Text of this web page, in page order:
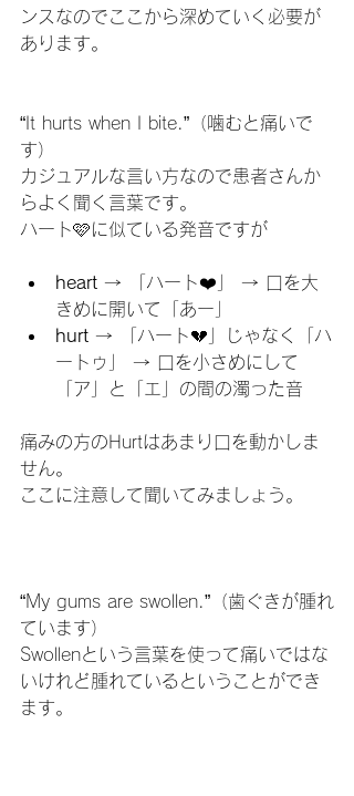
ンスなのでここから深めていく必要が
あります。
“It hurts when I bite.”（噛むと痛いで
す）
カジュアルな言い方なので患者さんか
らよく聞く言葉です。
ハート🩷に似ている発音ですが
heart → 「ハート❤️」 → 口を大
きめに開いて「あー」
hurt → 「ハート💔」じゃなく「ハ
ートゥ」 → 口を小さめにして
「ア」と「エ」の間の濁った音
痛みの方のHurtはあまり口を動かしま
せん。
ここに注意して聞いてみましょう。
“My gums are swollen.”（歯ぐきが腫れ
ています）
Swollenという言葉を使って痛いではな
いけれど腫れているということができ
ます。